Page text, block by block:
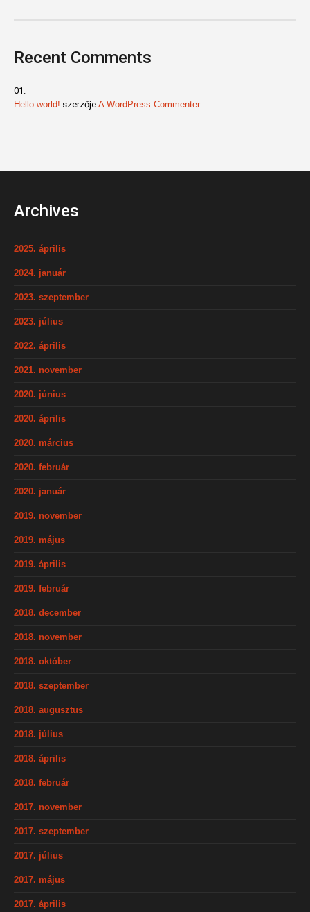
Recent Comments
Hello world! szerzője A WordPress Commenter
Archives
2025. április
2024. január
2023. szeptember
2023. július
2022. április
2021. november
2020. június
2020. április
2020. március
2020. február
2020. január
2019. november
2019. május
2019. április
2019. február
2018. december
2018. november
2018. október
2018. szeptember
2018. augusztus
2018. július
2018. április
2018. február
2017. november
2017. szeptember
2017. július
2017. május
2017. április